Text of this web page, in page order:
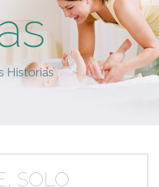
Historias
SOLO